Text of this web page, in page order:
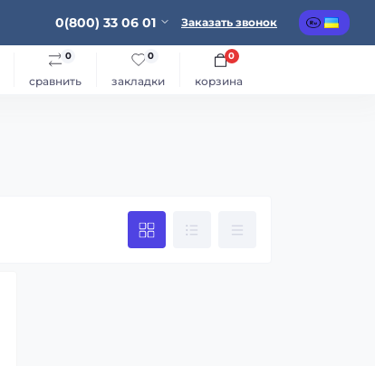
0(800) 33 06 01 Заказать звонок
сравнить
0
закладки
0
корзина
0